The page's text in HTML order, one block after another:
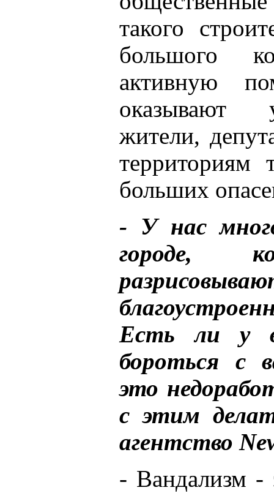
такого
большого
активную
оказывают
жители,
территориям
больших
- У нас
городе,
Есть ли у
бороться с
это
с этим
агентство
- Вандализм -